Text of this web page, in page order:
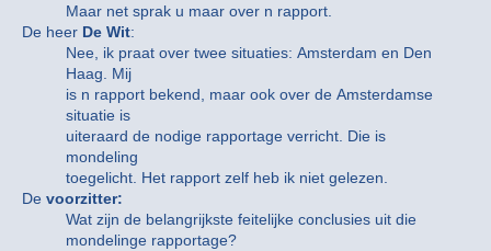
Maar net sprak u maar over n rapport.
De heer De Wit:
Nee, ik praat over twee situaties: Amsterdam en Den
Haag. Mij
is n rapport bekend, maar ook over de Amsterdamse
situatie is
uiteraard de nodige rapportage verricht. Die is
mondeling
toegelicht. Het rapport zelf heb ik niet gelezen.
De voorzitter:
Wat zijn de belangrijkste feitelijke conclusies uit die
mondelinge rapportage?